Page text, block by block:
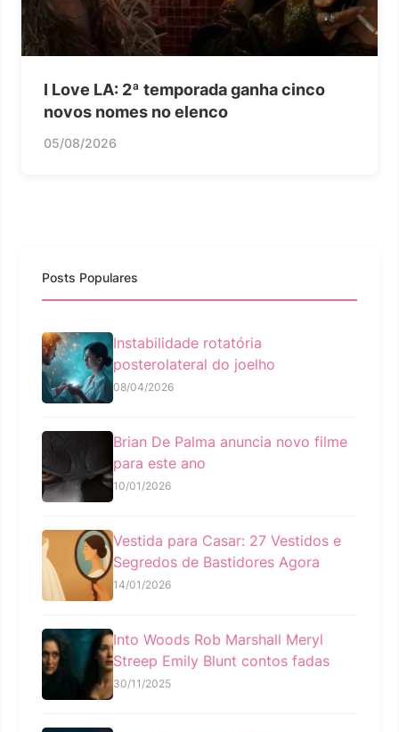
I Love LA: 2ª temporada ganha cinco
novos nomes no elenco
05/08/2026
Posts Populares
Instabilidade rotatória
posterolateral do joelho
08/04/2026
Brian De Palma anuncia novo filme
para este ano
10/01/2026
Vestida para Casar: 27 Vestidos e
Segredos de Bastidores Agora
14/01/2026
Into Woods Rob Marshall Meryl
Streep Emily Blunt contos fadas
30/11/2025